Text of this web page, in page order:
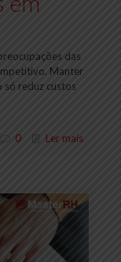
das
Manter
só reduz custos
0 Ler mais